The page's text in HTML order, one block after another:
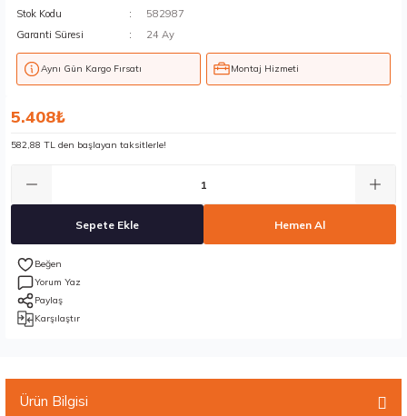
Stok Kodu
582987
Garanti Süresi
24 Ay
Aynı Gün Kargo Fırsatı Montaj Hizmeti
5.408₺
582,88 TL den başlayan taksitlerle!
Sepete Ekle Hemen Al
Yorum Yaz
Paylaş
Karşılaştır
Ürün Bilgisi